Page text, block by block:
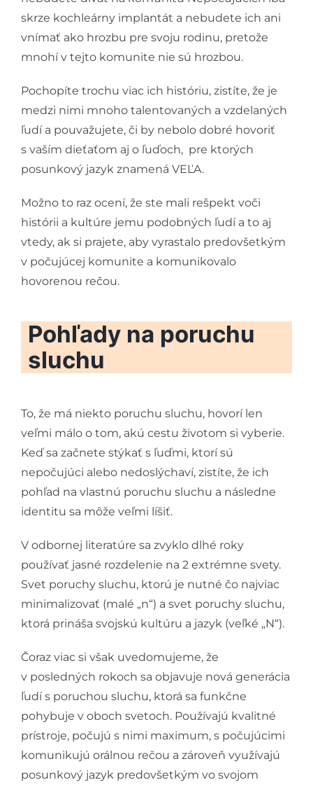
skrze kochleárny implantát a nebudete ich ani
vnímať ako hrozbu pre svoju rodinu, pretože
mnohí v tejto komunite nie sú hrozbou.
Pochopíte trochu viac ich históriu, zistíte, že je
medzi nimi mnoho talentovaných a vzdelaných
ľudí a pouvažujete, či by nebolo dobré hovoriť
s vaším dieťaťom aj o ľuďoch, pre ktorých
posunkový jazyk znamená VEĽA.
Možno to raz ocení, že ste mali rešpekt voči
histórii a kultúre jemu podobných ľudí a to aj
vtedy, ak si prajete, aby vyrastalo predovšetkým
v počujúcej komunite a komunikovalo
hovorenou rečou.
Pohľady na poruchu
sluchu
To, že má niekto poruchu sluchu, hovorí len
veľmi málo o tom, akú cestu životom si vyberie.
Keď sa začnete stýkať s ľuďmi, ktorí sú
nepočujúci alebo nedoslýchaví, zistíte, že ich
pohľad na vlastnú poruchu sluchu a následne
identitu sa môže veľmi líšiť.
V odbornej literatúre sa zvyklo dlhé roky
používať jasné rozdelenie na 2 extrémne svety.
Svet poruchy sluchu, ktorú je nutné čo najviac
minimalizovať (malé „n“) a svet poruchy sluchu,
ktorá prináša svojskú kultúru a jazyk (veľké „N“).
Čoraz viac si však uvedomujeme, že
v posledných rokoch sa objavuje nová generácia
ľudí s poruchou sluchu, ktorá sa funkčne
pohybuje v oboch svetoch. Používajú kvalitné
prístroje, počujú s nimi maximum, s počujúcimi
komunikujú orálnou rečou a zároveň využívajú
posunkový jazyk predovšetkým vo svojom